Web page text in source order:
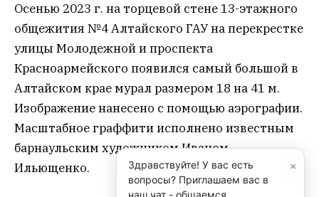
Осенью 2023 г. на торцевой стене 13-этажного
общежития №4 Алтайского ГАУ на перекрестке
улицы Молодежной и проспекта
Красноармейского появился самый большой в
Алтайском крае мурал размером 18 на 41 м.
Изображение нанесено с помощью аэрографии.
Масштабное граффити исполнено известным
барнаульским художником Иваном
Ильющенко.
×
Здравствуйте! У вас есть
вопросы? Приглашаем вас в
наш чат - общаемся,